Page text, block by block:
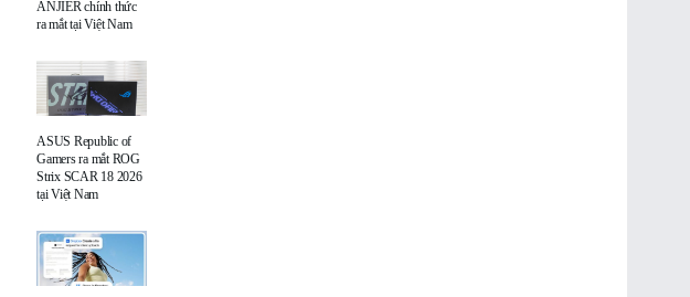
ANJIER chính thức
ra mắt tại Việt Nam
ASUS Republic of
Gamers ra mắt ROG
Strix SCAR 18 2026
tại Việt Nam